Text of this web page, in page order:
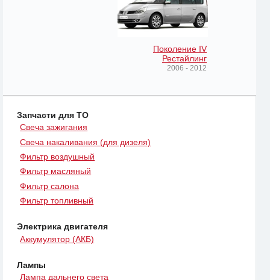
Поколение IV
Рестайлинг
2006 - 2012
Запчасти для ТО
Свеча зажигания
Свеча накаливания (для дизеля)
Фильтр воздушный
Фильтр масляный
Фильтр салона
Фильтр топливный
Электрика двигателя
Аккумулятор (АКБ)
Лампы
Лампа дальнего света